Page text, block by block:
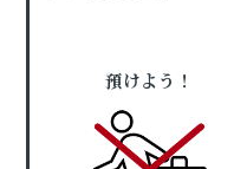
預けよう！